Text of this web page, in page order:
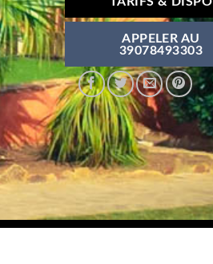
APPELER AU
39078493303